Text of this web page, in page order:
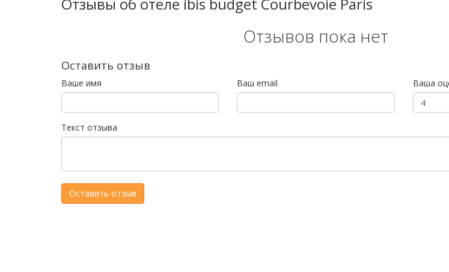
Отзывов пока нет
Оставить отзыв
Ваше имя Ваш email Ваша
Текст отзыва